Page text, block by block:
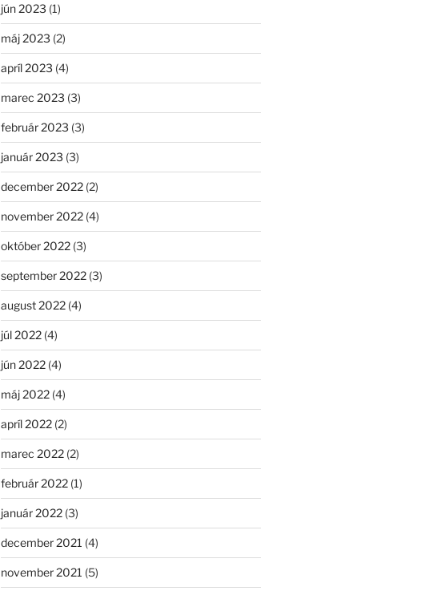
jún 2023 (1)
máj 2023 (2)
apríl 2023 (4)
marec 2023 (3)
február 2023 (3)
január 2023 (3)
december 2022(2)
november 2022(4)
október 2022(3)
september 2022(3)
august 2022(4)
júl 2022(4)
jún 2022(4)
máj 2022(4)
apríl 2022(2)
marec 2022(2)
február 2022(1)
január 2022(3)
december 2021 (4)
november 2021 (5)